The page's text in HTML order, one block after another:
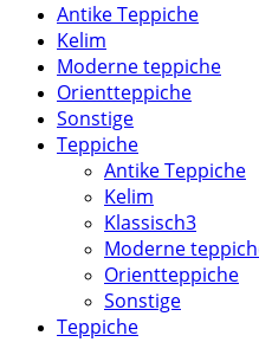
Antike Teppiche
Kelim
Moderne teppiche
Orientteppiche
Sonstige
Teppiche
Antike Teppiche
Kelim
Klassisch3
Moderne
Orientteppiche
Sonstige
Teppiche